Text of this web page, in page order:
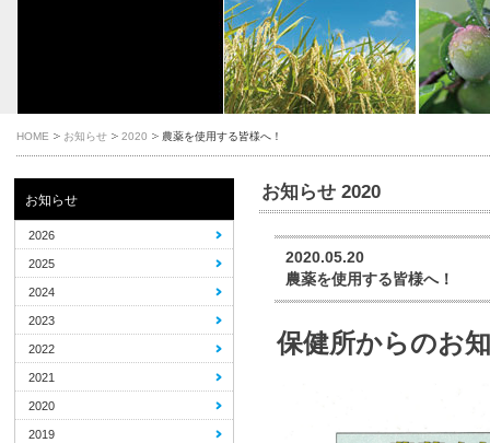
HOME お知らせ 2020 農薬を使用する皆様へ！
お知らせ 2020
2020.05.20
農薬を使用する皆様へ！
保健所からのお
お知らせ
2026
2025
2024
2023
2022
2021
2020
2019